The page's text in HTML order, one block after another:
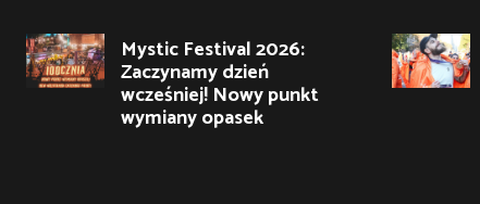
Mystic Festival 2026:
Zaczynamy dzień
wcześniej! Nowy punkt
wymiany opasek